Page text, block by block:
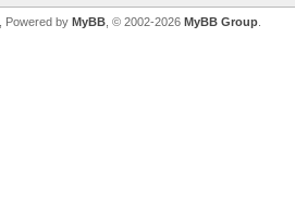
, Powered by MyBB , © 2002-2026 MyBB Group